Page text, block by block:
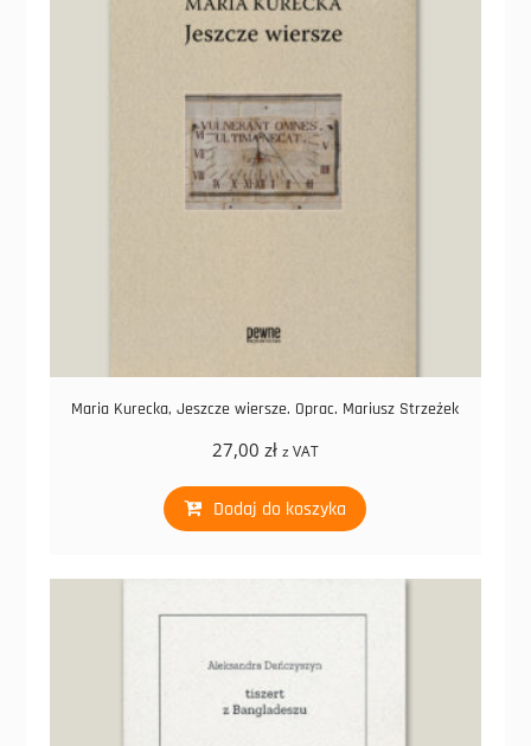
Maria Kurecka, Jeszcze wiersze. Oprac. Mariusz Strzeżek
27,00 zł z VAT
Dodaj do koszyka